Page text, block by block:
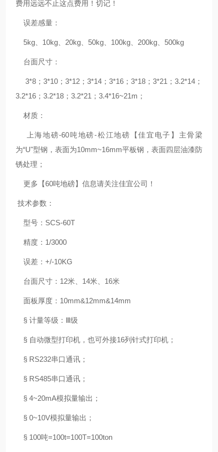
费用远远不止这点费用！切记！
误差感量：
5kg、10kg、20kg、50kg、100kg、200kg、500kg
台面尺寸：
3*8；3*10；3*12；3*14；3*16；3*18；3*21；3.2*14；
3.2*16；3.2*18；3.2*21；3.4*16~21m；
材质：
上海地磅-60吨地磅-松江地磅【佳宜电子】主骨梁
为“U"型钢，表面为10mm~16mm平板钢，表面四层油漆防
锈处理；
更多【60吨地磅】信息请关注佳宜公司！
技术参数：
型号：SCS-60T
精度：1/3000
误差：+/-10KG
台面尺寸：12米、14米、16米
面板厚度：10mm&12mm&14mm
§ 计量等级：Ⅲ级
§ 自动微型打印机，也可外接16列针式打印机；
§ RS232串口通讯；
§ RS485串口通讯；
§ 4~20mA模拟量输出；
§ 0~10V模拟量输出；
§ 100吨=100t=100T=100ton